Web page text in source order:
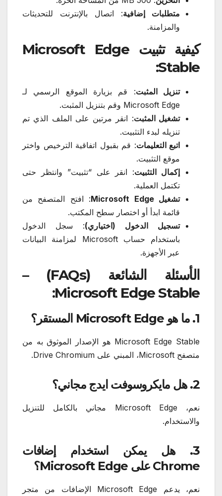
متطلبات إضافية: اتصال بالإنترنت للتحديثات
والمزامنة.
كيفية تثبيت Microsoft Edge
Stable:
تنزيل المثبت: قم بزيارة الموقع الرسمي لـ
Microsoft Edge وقم بتنزيل المثبت.
تشغيل المثبت: انقر مرتين على الملف الذي تم
تنزيله لبدء التثبيت.
اتبع التعليمات: قم بقبول اتفاقية الترخيص واختر
موقع التثبيت.
إكمال التثبيت: انقر على “تثبيت” وانتظر حتى
تكتمل العملية.
تشغيل Microsoft Edge
: افتح المتصفح من
قائمة ابدأ أو اختصار سطح المكتب.
تسجيل الدخول (اختياري): سجل الدخول
باستخدام حساب Microsoft لمزامنة البيانات
عبر الأجهزة.
الأسئلة الشائعة (FAQs) –
Microsoft Edge Stable:
1. ما هو Microsoft Edge المستقر؟
Microsoft Edge Stable هو الإصدار الموثوق به من
متصفح Microsoft، المبني على Drive Chromium.
2. هل مايكروسوفت ايدج مجاني؟
نعم، Microsoft Edge مجاني بالكامل للتنزيل
والاستخدام.
3. هل يمكن استخدام إضافات
Chrome على Microsoft Edge؟
نعم، يدعم Microsoft Edge الإضافات من متجر